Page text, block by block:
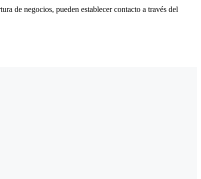
de negocios, pueden establecer contacto a través del